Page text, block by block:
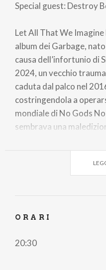
Special guest: Destroy
Let All That We
album dei Garbage,
causa dell’infortunio di
2024, un vecchio
caduta dal palco nel
costringendola a
mondiale di No Gods
sembrava una
completamente
lavoravano in studio,
performer energica e
ORARI
20:30